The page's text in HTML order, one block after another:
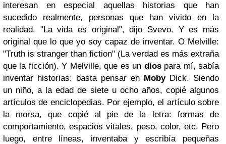
interesan en especial aquellas historias que han
sucedido realmente, personas que han vivido en la
realidad. "La vida es original", dijo Svevo. Y es más
original que lo que yo soy capaz de inventar. O Melville:
"Truth is stranger than fiction" (La verdad es más extraña
que la ficción). Y Melville, que es un diospara mí, sabía
inventar historias: basta pensar en MobyDick. Siendo
un niño, a la edad de siete u ocho años, copié algunos
artículos de enciclopedias. Por ejemplo, el artículo sobre
la morsa, que copié al pie de la letra: formas de
comportamiento, espacios vitales, peso, color, etc. Pero
luego, entre líneas, inventaba y escribía pequeñas